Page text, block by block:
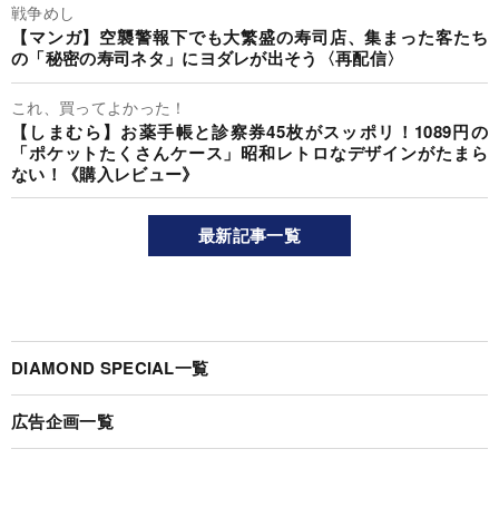
戦争めし
【マンガ】空襲警報下でも大繁盛の寿司店、集まった客たち
の「秘密の寿司ネタ」にヨダレが出そう〈再配信〉
これ、買ってよかった！
【しまむら】お薬手帳と診察券45枚がスッポリ！1089円の
「ポケットたくさんケース」昭和レトロなデザインがたまら
ない！《購入レビュー》
最新記事一覧
DIAMOND SPECIAL一覧
広告企画一覧